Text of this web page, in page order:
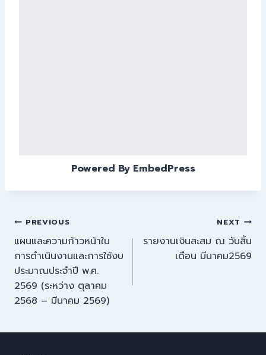
Powered By EmbedPress
PREVIOUS
แผนและความก้าวหน้าใน
การดำเนินงานและการใช้งบ
ประมาณประจำปี พ.ศ.
2569 (ระหว่าง ตุลาคม
2568 – มีนาคม 2569)
NEXT
รายงานเงินสะสม ณ วันสิ้น
เดือน มีนาคม2569